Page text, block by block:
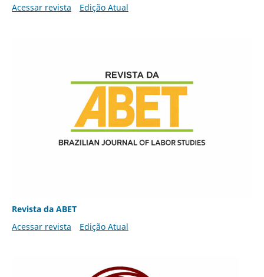
Acessar revista Edição Atual
Revista da ABET
Acessar revista
Edição Atual